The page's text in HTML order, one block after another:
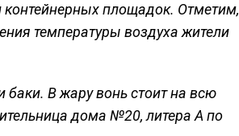
контейнерных площадок. Отметим,
температуры воздуха жители
В жару вонь стоит на всю
дома №20, литера А по